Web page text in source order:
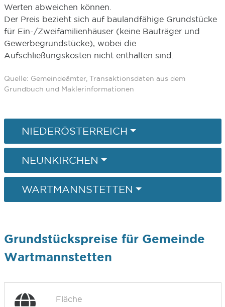
Werten abweichen können.
Der Preis bezieht sich auf baulandfähige Grundstücke
für Ein-/Zweifamilienhäuser (keine Bauträger und
Gewerbegrundstücke), wobei die
Aufschließungskosten nicht enthalten sind.
Quelle: Gemeindeämter, Transaktionsdaten aus dem
Grundbuch und Maklerinformationen
NIEDERÖSTERREICH
NEUNKIRCHEN
WARTMANNSTETTEN
Grundstückspreise für Gemeinde
Wartmannstetten
Fläche